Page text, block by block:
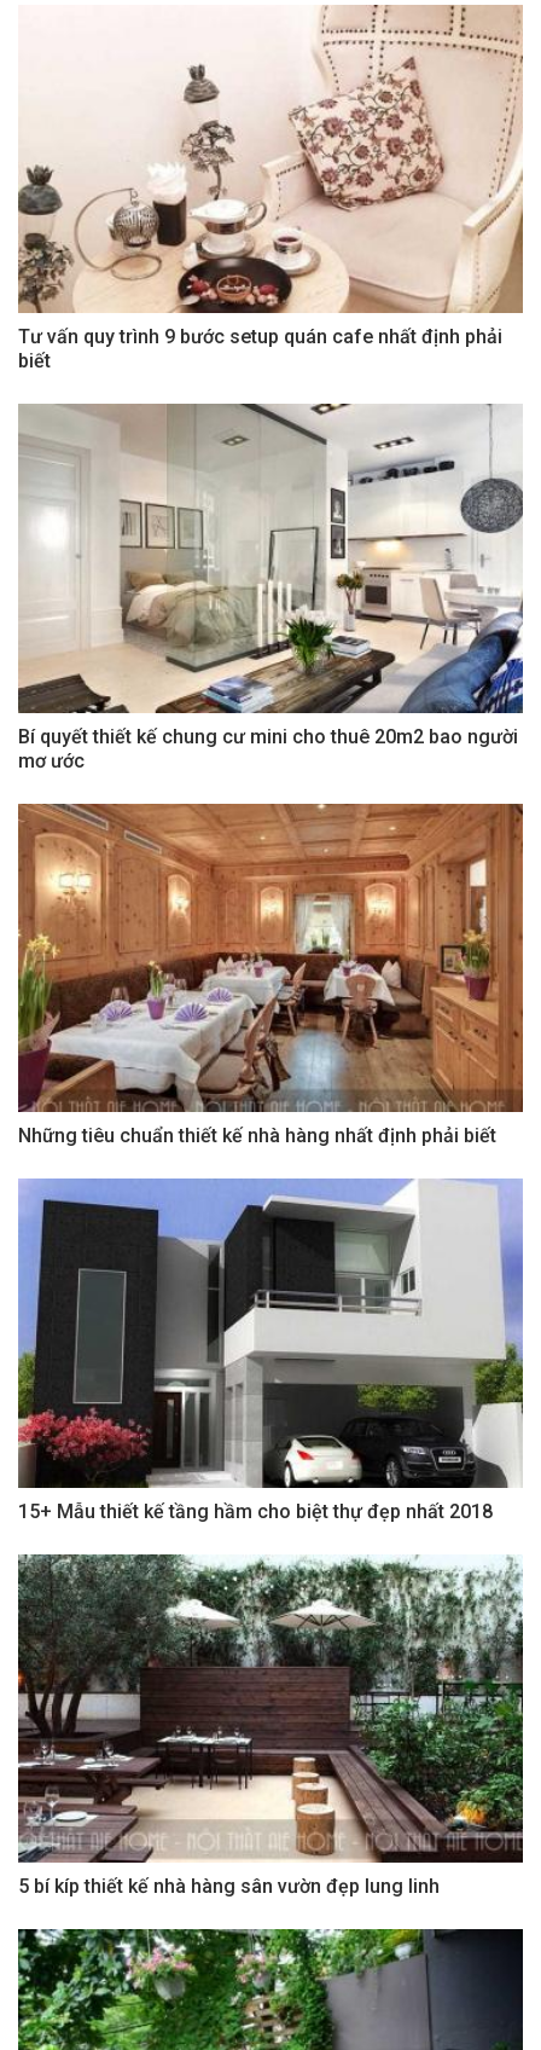
Tư vấn quy trình 9 bước setup quán cafe nhất định phải
biết
Bí quyết thiết kế chung cư mini cho thuê 20m2 bao người
mơ ước
Những tiêu chuẩn thiết kế nhà hàng nhất định phải biết
15+ Mẫu thiết kế tầng hầm cho biệt thự đẹp nhất 2018
5 bí kíp thiết kế nhà hàng sân vườn đẹp lung linh